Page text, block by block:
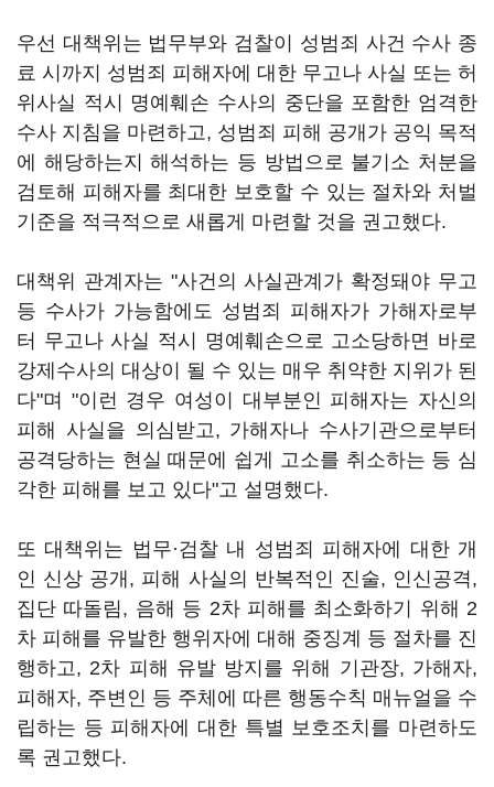
우선 대책위는 법무부와 검찰이 성범죄 사건 수사 종
료 시까지 성범죄 피해자에 대한 무고나 사실 또는 허
위사실 적시 명예훼손 수사의 중단을 포함한 엄격한
수사 지침을 마련하고, 성범죄 피해 공개가 공익 목적
에 해당하는지 해석하는 등 방법으로 불기소 처분을
검토해 피해자를 최대한 보호할 수 있는 절차와 처벌
기준을 적극적으로 새롭게 마련할 것을 권고했다.
대책위 관계자는 "사건의 사실관계가 확정돼야 무고
등 수사가 가능함에도 성범죄 피해자가 가해자로부
터 무고나 사실 적시 명예훼손으로 고소당하면 바로
강제수사의 대상이 될 수 있는 매우 취약한 지위가 된
다"며 "이런 경우 여성이 대부분인 피해자는 자신의
피해 사실을 의심받고, 가해자나 수사기관으로부터
공격당하는 현실 때문에 쉽게 고소를 취소하는 등 심
각한 피해를 보고 있다"고 설명했다.
또 대책위는 법무·검찰 내 성범죄 피해자에 대한 개
인 신상 공개, 피해 사실의 반복적인 진술, 인신공격,
집단 따돌림, 음해 등 2차 피해를 최소화하기 위해 2
차 피해를 유발한 행위자에 대해 중징계 등 절차를 진
행하고, 2차 피해 유발 방지를 위해 기관장, 가해자,
피해자, 주변인 등 주체에 따른 행동수칙 매뉴얼을 수
립하는 등 피해자에 대한 특별 보호조치를 마련하도
록 권고했다.